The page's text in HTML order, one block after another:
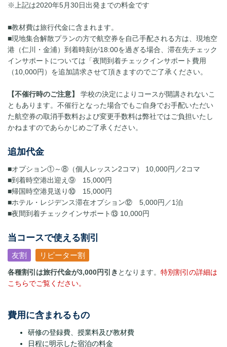
※上記は2020年5月30日出発までの料金です
■教材費は旅行代金に含まれます。
■現地集合解散プランの方で航空券を自己手配される方は、現地空
港（仁川・金浦）到着時刻が18:00を過ぎる場合、滞在先チェック
インサポートについては「夜間到着チェックインサポート費用
（10,000円）を追加請求させて頂きますのでご了承ください。
【不催行時のご注意】 学校の決定によりコースが開講されないこ
ともあります。不催行となった場合でもご自身でお手配いただい
た航空券の取消手数料および変更手数料は弊社ではご負担いたし
かねますのであらかじめご了承ください。
追加代金
■オプション①～⑧（個人レッスン2コマ） 10,000円／2コマ
■到着時空港出迎え⑨ 15,000円
■帰国時空港見送り⑩ 15,000円
■ホテル・レジデンス滞在オプション⑫ 5,000円／1泊
■夜間到着チェックインサポート⑬ 10,000円
当コースで使える割引
友割 リピーター割
各種割引は旅行代金が3,000円引き となります。 特別割引の詳細は
こちらでご覧ください。
費用に含まれるもの
研修の登録費、授業料及び教材費
日程に明示した宿泊の料金